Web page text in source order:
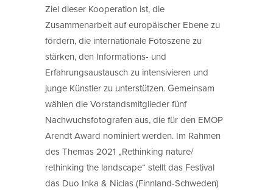
Ziel dieser Kooperation ist, die
Zusammenarbeit auf europäischer Ebene zu
fördern, die internationale Fotoszene zu
stärken, den Informations- und
Erfahrungsaustausch zu intensivieren und
junge Künstler zu unterstützen. Gemeinsam
wählen die Vorstandsmitglieder fünf
Nachwuchsfotografen aus, die für den EMOP
Arendt Award nominiert werden. Im Rahmen
des Themas 2021 „Rethinking nature/
rethinking the landscape“ stellt das Festival
das Duo Inka & Niclas (Finnland-Schweden)